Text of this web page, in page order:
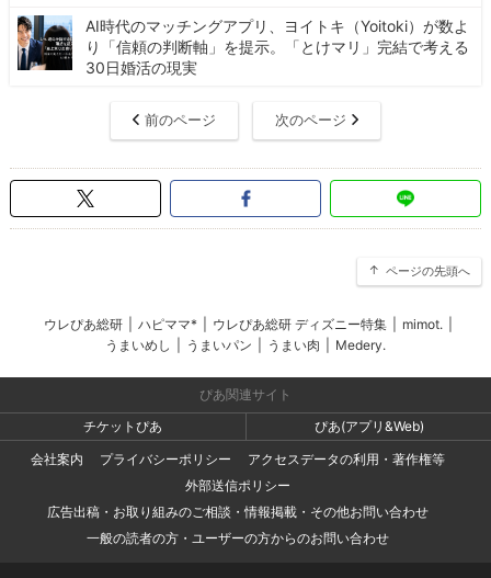
AI時代のマッチングアプリ、ヨイトキ（Yoitoki）が数よ
り「信頼の判断軸」を提示。「とけマリ」完結で考える
30日婚活の現実
前のページ 次のページ
ページの先頭へ
ウレぴあ総研 ハピママ* ウレぴあ総研 ディズニー特集 mimot.
うまいめし
うまいパン うまい肉 Medery.
ぴあ関連サイト
チケットぴあ
ぴあ(アプリ&Web)
会社案内
プライバシーポリシー
アクセスデータの利用・著作権等
外部送信ポリシー
広告出稿・お取り組みのご相談・情報掲載・その他お問い合わせ
一般の読者の方・ユーザーの方からのお問い合わせ